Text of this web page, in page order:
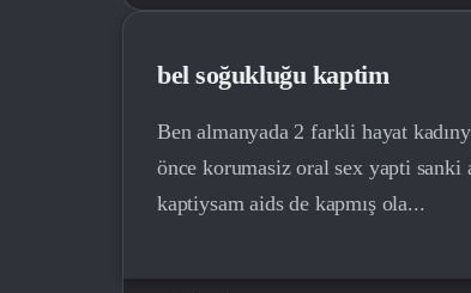
bel soğukluğu kaptim
Ben almanyada 2 farkli hayat
önce korumasiz oral sex yapti
kaptiysam aids de kapmış ola...